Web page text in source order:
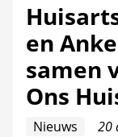
en
samen
Ons
Nieuws
20